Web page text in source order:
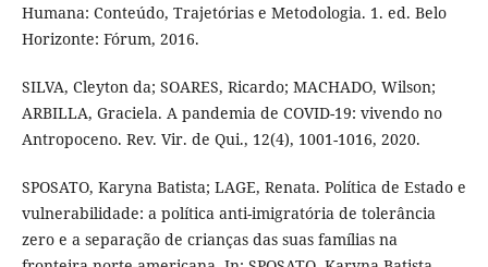
Humana: Conteúdo, Trajetórias e Metodologia. 1. ed. Belo
Horizonte: Fórum, 2016.
SILVA, Cleyton da; SOARES, Ricardo; MACHADO, Wilson;
ARBILLA, Graciela. A pandemia de COVID-19: vivendo no
Antropoceno. Rev. Vir. de Qui., 12(4), 1001-1016, 2020.
SPOSATO, Karyna Batista; LAGE, Renata. Política de Estado e
vulnerabilidade: a política anti-imigratória de tolerância
zero e a separação de crianças das suas famílias na